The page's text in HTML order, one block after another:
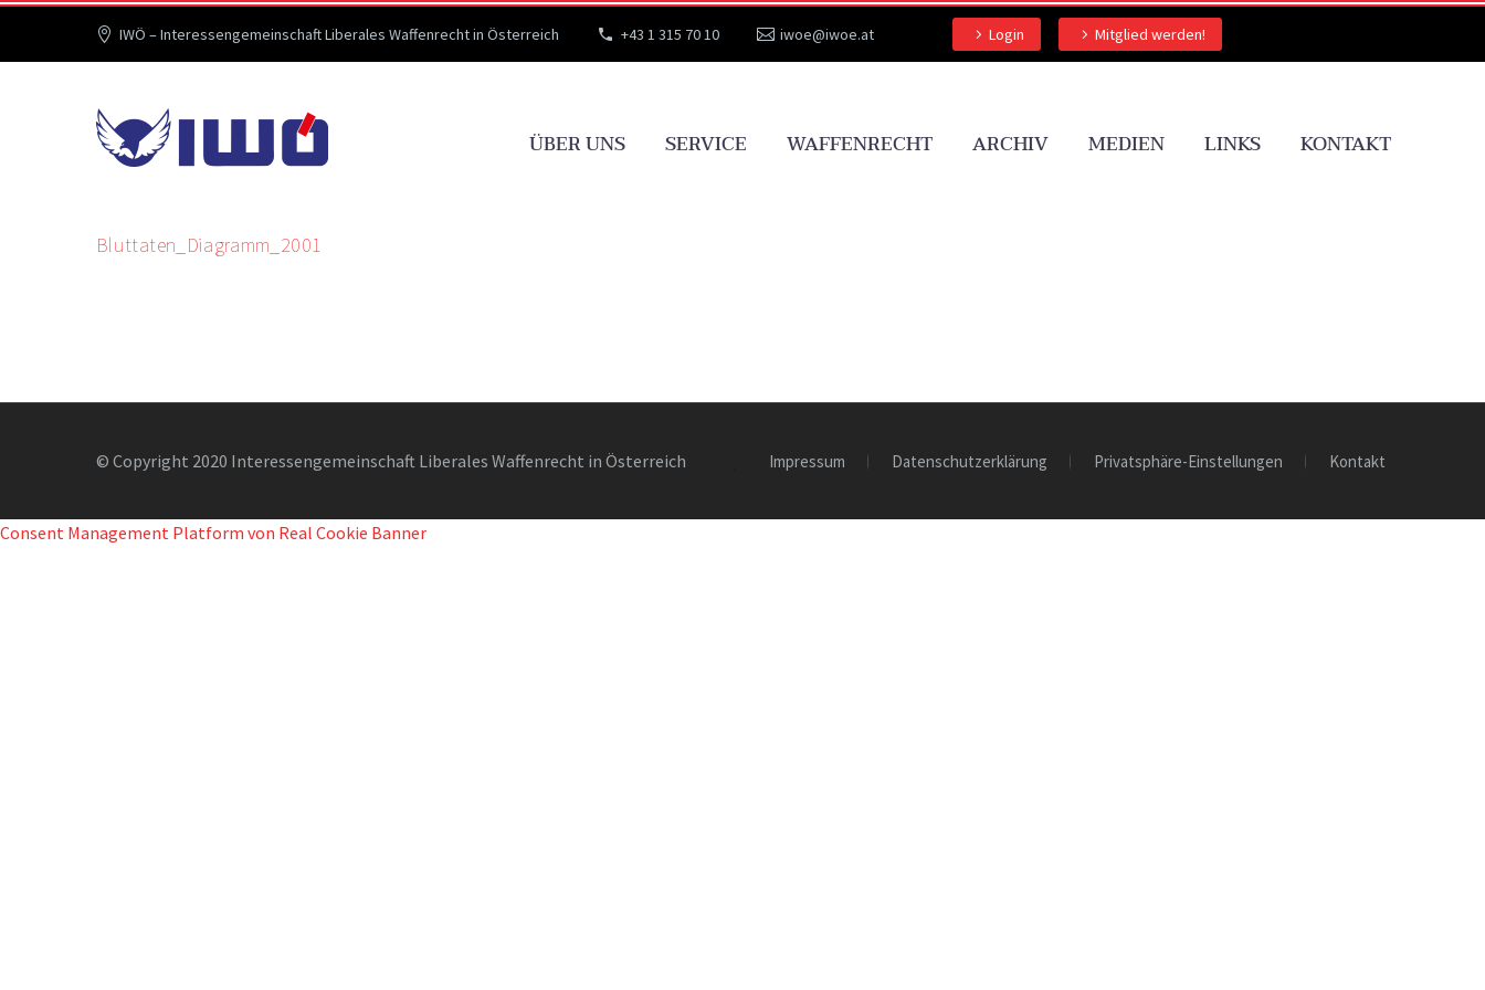
IWÖ – Interessengemeinschaft Liberales Waffenrecht in Österreich +43 1 315 70 10 iwoe@iwoe.at Login Mitglied werden!
ÜBER UNS SERVICE WAFFENRECHT ARCHIV MEDIEN LINKS KONTAKT
Bluttaten_Diagramm_2001
© Copyright 2020 Interessengemeinschaft Liberales Waffenrecht in Österreich Impressum Datenschutzerklärung Privatsphäre-Einstellungen Kontakt
Consent Management Platform von Real Cookie Banner